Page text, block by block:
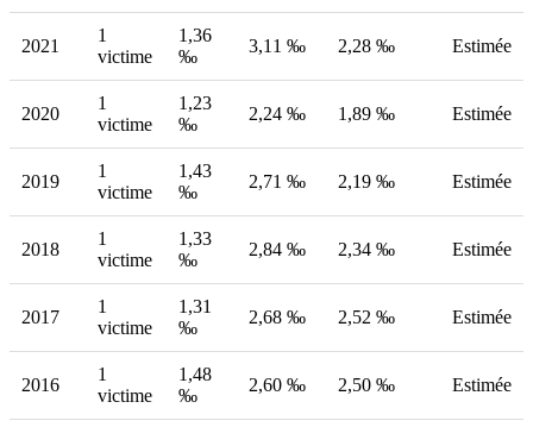
2021
1
victime
1,36
‰
3,11 ‰ 2,28 ‰ Estimée
2020
1
victime
1,23
‰
2,24 ‰ 1,89 ‰ Estimée
2019
1
victime
1,43
‰
2,71 ‰ 2,19 ‰ Estimée
2018
1
victime
1,33
‰
2,84 ‰ 2,34 ‰ Estimée
2017
1
victime
1,31
‰
2,68 ‰ 2,52 ‰ Estimée
2016
1
victime
1,48
‰
2,60 ‰ 2,50 ‰ Estimée